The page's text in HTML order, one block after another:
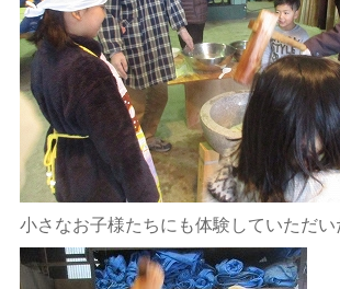
小さなお子様たちにも体験していただい